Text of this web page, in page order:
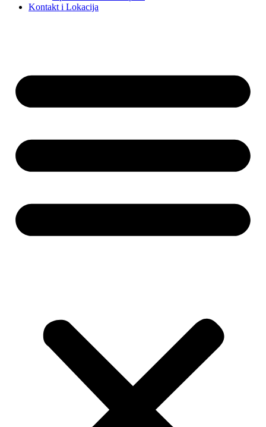
Kontakt i Lokacija